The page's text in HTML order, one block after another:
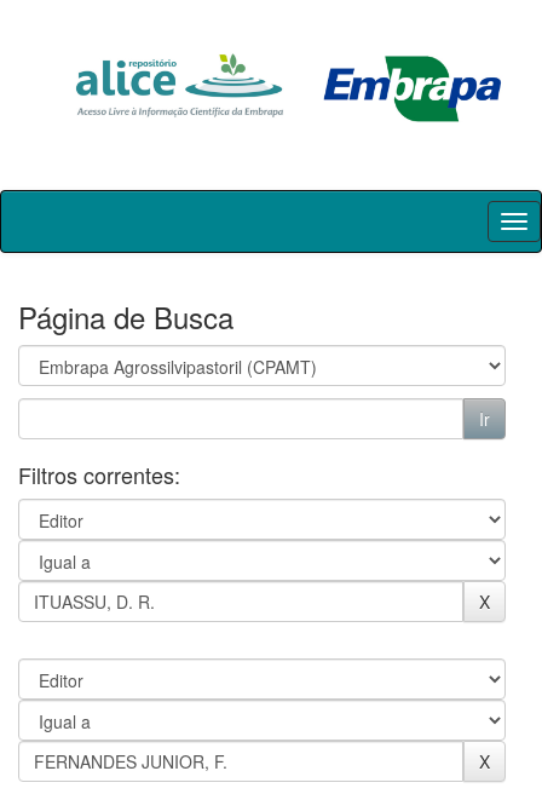
Skip
Página de Busca
Filtros correntes: